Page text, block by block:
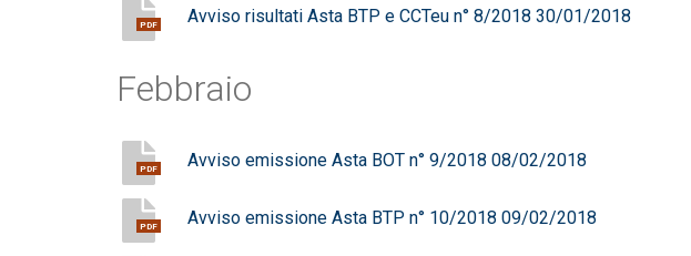
PDF Avviso risultati Asta BTP e CCTeu n° 8/2018 30/01/2018
Febbraio
PDF Avviso emissione Asta BOT n° 9/2018 08/02/2018
PDF Avviso emissione Asta BTP n° 10/2018 09/02/2018